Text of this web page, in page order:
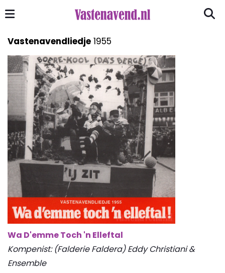
Vastenavendliedje 1955
Wa D'emme Toch 'n Elleftal
Kompenist: (Falderie Faldera) Eddy Christiani &
Ensemble